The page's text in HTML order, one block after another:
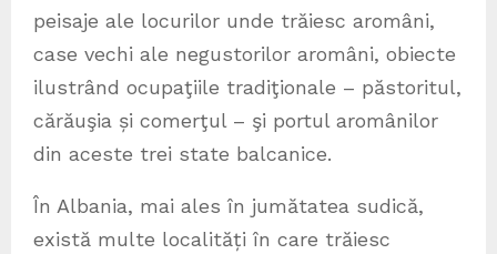
peisaje ale locurilor unde trăiesc aromâni,
case vechi ale negustorilor aromâni, obiecte
ilustrând ocupaţiile tradiţionale – păstoritul,
cărăuşia și comerţul – şi portul aromânilor
din aceste trei state balcanice.
În Albania, mai ales în jumătatea sudică,
există multe localități în care trăiesc